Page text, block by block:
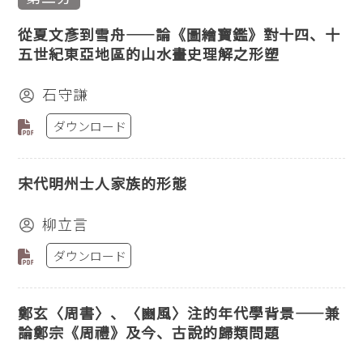
從夏文彥到雪舟——論《圖繪寶鑑》對十四、十
五世紀東亞地區的山水畫史理解之形塑
石守謙
ダウンロード
宋代明州士人家族的形態
柳立言
ダウンロード
鄭玄〈周書〉、〈豳風〉注的年代學背景——兼
論鄭宗《周禮》及今、古說的歸類問題